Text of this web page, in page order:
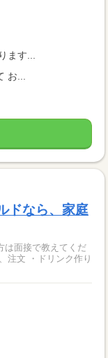
ます...
お...
ドなら、家庭
は面接で教えてくだ